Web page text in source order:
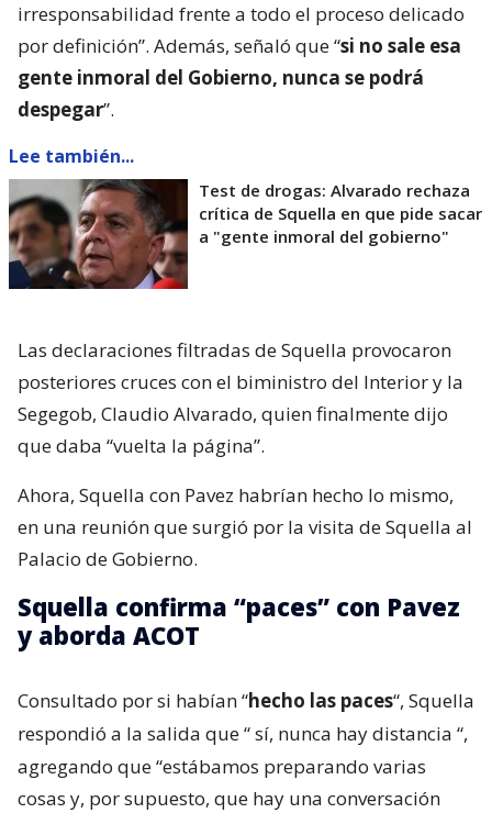
irresponsabilidad frente a todo el proceso delicado
por definición”. Además, señaló que “si no sale esa
gente inmoral del Gobierno, nunca se podrá
despegar”.
Lee también...
Test de drogas: Alvarado rechaza
crítica de Squella en que pide sacar
a "gente inmoral del gobierno"
Las declaraciones filtradas de Squella provocaron
posteriores cruces con el biministro del Interior y la
Segegob, Claudio Alvarado, quien finalmente dijo
que daba “vuelta la página”.
Ahora, Squella con Pavez habrían hecho lo mismo,
en una reunión que surgió por la visita de Squella al
Palacio de Gobierno.
Squella confirma “paces” con Pavez
y aborda ACOT
Consultado por si habían “hecho las paces“, Squella
respondió a la salida que “sí, nunca hay distancia “,
agregando que “estábamos preparando varias
cosas y, por supuesto, que hay una conversación